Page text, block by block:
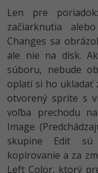
Len pre
začiarknutia
Changes sa
ale nie na disk.
súboru, nebude
oplatí si ho ukladať
otvorený sprite s
voľba prechodu
Image
skupine Edit sú
kopírovanie a za
Left Color, ktorý